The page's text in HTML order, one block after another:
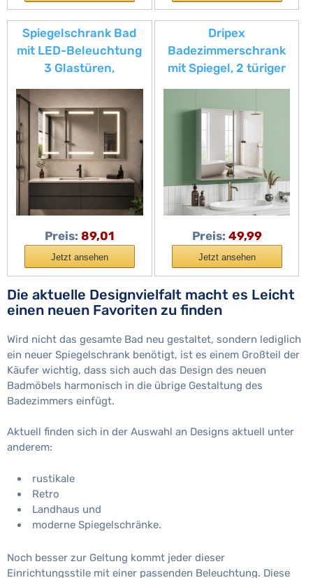
Spiegelschrank Bad
mit LED-Beleuchtung
3 Glastüren,
100x13,5x60cm
Badezimmer
Spiegelschrank
Antibeschlag mit
Steckdose,
Hängeschrank 3
Dimmbare Verstellbare
Fächer)
Preis: 89,01
Jetzt ansehen
Dripex
Badezimmerschrank
mit Spiegel, 2 türiger
Badspiegelschrank,
mit verstellbarem
Einlegeboden, 60 x 60
x 12 cm Weiß
Preis: 49,99
Jetzt ansehen
Die aktuelle Designvielfalt macht es Leicht
einen neuen Favoriten zu finden
Wird nicht das gesamte Bad neu gestaltet, sondern lediglich
ein neuer Spiegelschrank benötigt, ist es einem Großteil der
Käufer wichtig, dass sich auch das Design des neuen
Badmöbels harmonisch in die übrige Gestaltung des
Badezimmers einfügt.
Aktuell finden sich in der Auswahl an Designs aktuell unter
anderem:
rustikale
Retro
Landhaus und
moderne Spiegelschränke.
Noch besser zur Geltung kommt jeder dieser
Einrichtungsstile mit einer passenden Beleuchtung. Diese